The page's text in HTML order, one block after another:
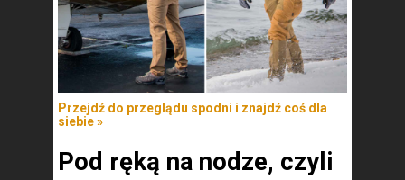
Przejdź do przeglądu spodni i znajdź coś dla
siebie »
Pod ręką na nodze, czyli